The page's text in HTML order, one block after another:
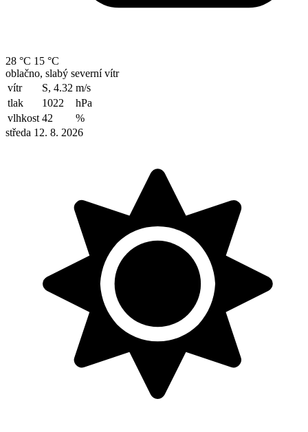
28 °C 15 °C
oblačno, slabý severní vítr
vítr
S, 4.32 m/s
tlak
1022
hPa
vlhkost 42
%
středa 12. 8. 2026